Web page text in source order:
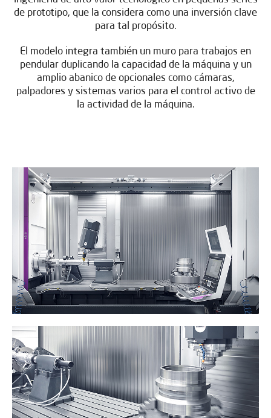
de prototipo, que la considera como una inversión clave
para tal propósito.
El modelo integra también un muro para trabajos en
pendular duplicando la capacidad de la máquina y un
amplio abanico de opcionales como cámaras,
palpadores y sistemas varios para el control activo de
la actividad de la máquina.